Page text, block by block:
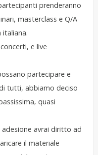
prenderanno
masterclass e Q/A
e live
partecipare e
tutti, abbiamo deciso
quasi
avrai diritto ad
il materiale